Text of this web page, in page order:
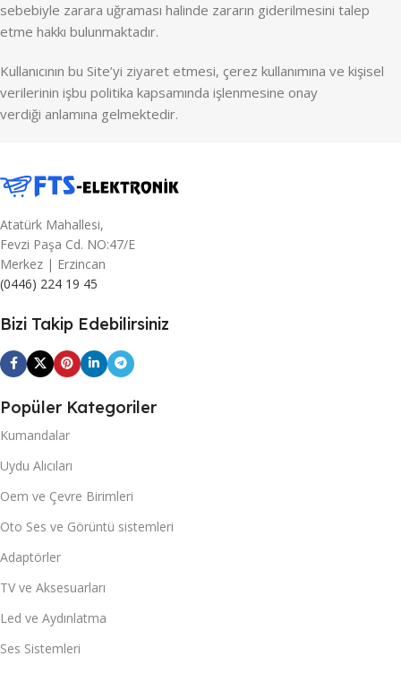
sebebiyle zarara uğraması halinde zararın giderilmesini talep
etme hakkı bulunmaktadır.
Kullanıcının bu Site’yi ziyaret etmesi, çerez kullanımına ve kişisel
verilerinin işbu politika kapsamında işlenmesine onay
verdiği anlamına gelmektedir.
Atatürk Mahallesi,
Fevzi Paşa Cd. NO:47/E
Merkez | Erzincan
(0446) 224 19 45
Bizi Takip Edebilirsiniz
Popüler Kategoriler
Kumandalar
Uydu Alıcıları
Oem ve Çevre Birimleri
Oto Ses ve Görüntü sistemleri
Adaptörler
TV ve Aksesuarları
Led ve Aydınlatma
Ses Sistemleri